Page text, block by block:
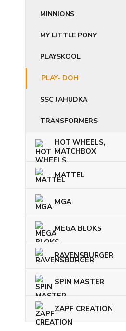
MINNIONS
MY LITTLE PONY
PLAYSKOOL
PLAY- DOH
SSC JAHUDKA
TRANSFORMERS
HOT WHEELS,
MATCHBOX
MATTEL
MGA
MEGA BLOKS
RAVENSBURGER
SPIN MASTER
ZAPF CREATION